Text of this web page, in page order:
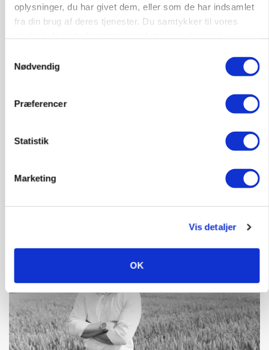
oplysninger, du har givet dem, eller som de har indsamlet
fra din brug af deres tjenester. Du samtykker til vores
Nødvendig
Præferencer
Statistik
Marketing
Vis detaljer
OK
MARKED
Uændret notering: Spæde lyspunkter i fortsat
presset marked for oksekød